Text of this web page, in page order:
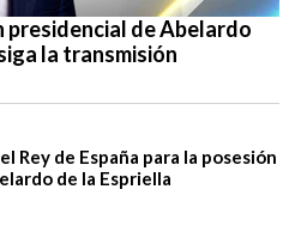
presidencial de Abelardo
la transmisión
Rey de España para la posesión
de la Espriella